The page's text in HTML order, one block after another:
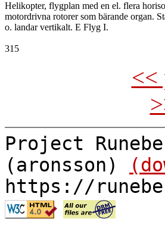
Helikopter, flygplan med en el. flera
motordrivna rotorer som bärande organ.
o. landar vertikalt. E Flyg I.
<<
Project
(aronsson)
https://